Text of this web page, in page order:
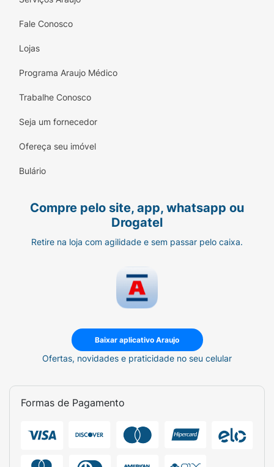
Fale Conosco
Lojas
Programa Araujo Médico
Trabalhe Conosco
Seja um fornecedor
Ofereça seu imóvel
Bulário
Compre pelo site, app, whatsapp ou
Drogatel
Retire na loja com agilidade e sem passar pelo caixa.
Baixar aplicativo Araujo
Ofertas, novidades e praticidade no seu celular
Formas de Pagamento